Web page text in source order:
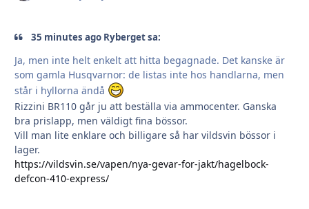
35 minutes ago Ryberget sa:
Ja, men inte helt enkelt att hitta begagnade. Det kanske är
som gamla Husqvarnor: de listas inte hos handlarna, men
står i hyllorna ändå
Rizzini BR110 går ju att beställa via ammocenter. Ganska
bra prislapp, men väldigt fina bössor.
Vill man lite enklare och billigare så har vildsvin bössor i
lager.
https://vildsvin.se/vapen/nya-gevar-for-jakt/hagelbock-
defcon-410-express/